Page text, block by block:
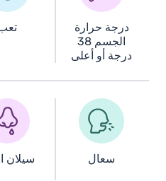
درجة حرارة
الجسم 38
درجة أو أعلى
سعال سيلان